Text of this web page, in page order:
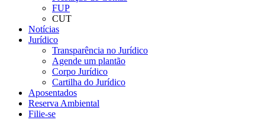
FUP
CUT
Notícias
Jurídico
Transparência no Jurídico
Agende um plantão
Corpo Jurídico
Cartilha do Jurídico
Aposentados
Reserva Ambiental
Filie-se